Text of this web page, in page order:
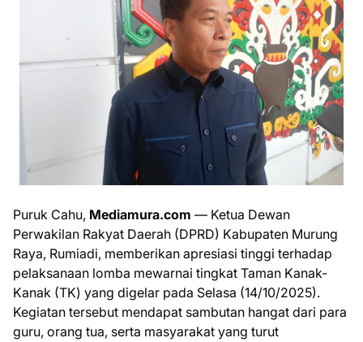
Puruk Cahu, Mediamura.com — Ketua Dewan
Perwakilan Rakyat Daerah (DPRD) Kabupaten Murung
Raya, Rumiadi, memberikan apresiasi tinggi terhadap
pelaksanaan lomba mewarnai tingkat Taman Kanak-
Kanak (TK) yang digelar pada Selasa (14/10/2025).
Kegiatan tersebut mendapat sambutan hangat dari para
guru, orang tua, serta masyarakat yang turut